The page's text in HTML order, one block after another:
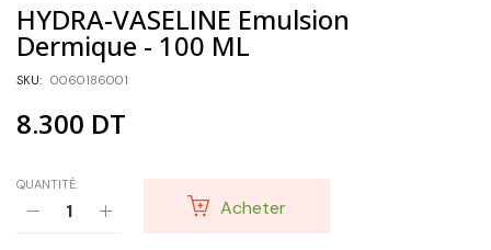
HYDRA-VASELINE Emulsion
Dermique - 100 ML
SKU: 0060186001
8.300 DT
QUANTITÉ:
Acheter